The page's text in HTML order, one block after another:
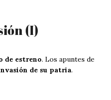
(I)
de estreno. Los apuntes de
de su patria.